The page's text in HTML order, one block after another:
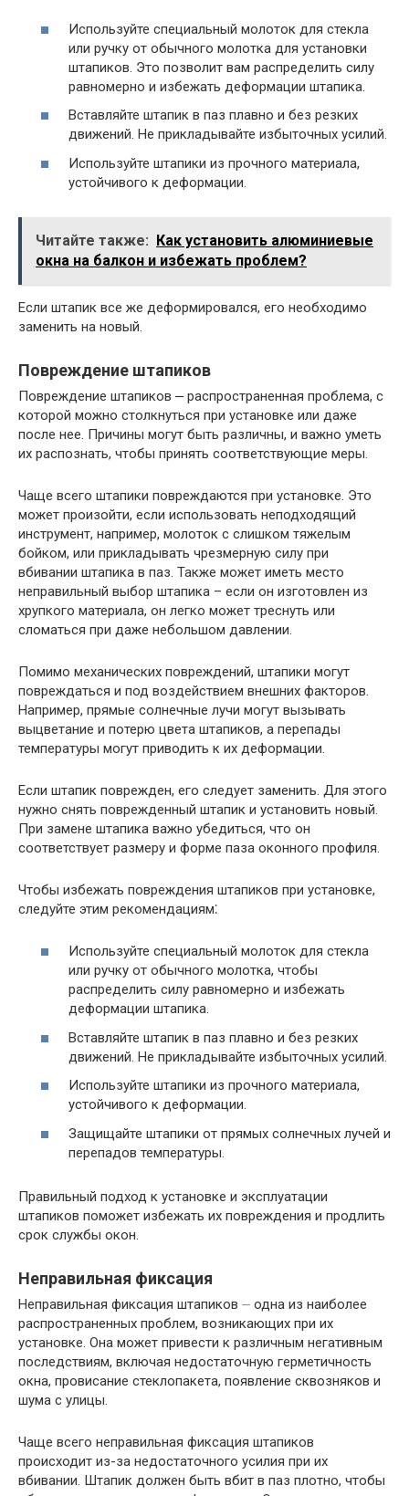
Используйте специальный молоток для стекла
или ручку от обычного молотка для установки
штапиков. Это позволит вам распределить силу
равномерно и избежать деформации штапика.
Вставляйте штапик в паз плавно и без резких
движений. Не прикладывайте избыточных усилий.
Используйте штапики из прочного материала,
устойчивого к деформации.
Читайте также: Как установить алюминиевые
окна на балкон и избежать проблем?
Если штапик все же деформировался, его необходимо
заменить на новый.
Повреждение штапиков
Повреждение штапиков ⎼ распространенная проблема, с
которой можно столкнуться при установке или даже
после нее. Причины могут быть различны, и важно уметь
их распознать, чтобы принять соответствующие меры.
Чаще всего штапики повреждаются при установке. Это
может произойти, если использовать неподходящий
инструмент, например, молоток с слишком тяжелым
бойком, или прикладывать чрезмерную силу при
вбивании штапика в паз. Также может иметь место
неправильный выбор штапика – если он изготовлен из
хрупкого материала, он легко может треснуть или
сломаться при даже небольшом давлении.
Помимо механических повреждений, штапики могут
повреждаться и под воздействием внешних факторов.
Например, прямые солнечные лучи могут вызывать
выцветание и потерю цвета штапиков, а перепады
температуры могут приводить к их деформации.
Если штапик поврежден, его следует заменить. Для этого
нужно снять поврежденный штапик и установить новый.
При замене штапика важно убедиться, что он
соответствует размеру и форме паза оконного профиля.
Чтобы избежать повреждения штапиков при установке,
следуйте этим рекомендациям⁚
Используйте специальный молоток для стекла
или ручку от обычного молотка, чтобы
распределить силу равномерно и избежать
деформации штапика.
Вставляйте штапик в паз плавно и без резких
движений. Не прикладывайте избыточных усилий.
Используйте штапики из прочного материала,
устойчивого к деформации.
Защищайте штапики от прямых солнечных лучей и
перепадов температуры.
Правильный подход к установке и эксплуатации
штапиков поможет избежать их повреждения и продлить
срок службы окон.
Неправильная фиксация
Неправильная фиксация штапиков ⏤ одна из наиболее
распространенных проблем, возникающих при их
установке. Она может привести к различным негативным
последствиям, включая недостаточную герметичность
окна, провисание стеклопакета, появление сквозняков и
шума с улицы.
Чаще всего неправильная фиксация штапиков
происходит из-за недостаточного усилия при их
вбивании. Штапик должен быть вбит в паз плотно, чтобы